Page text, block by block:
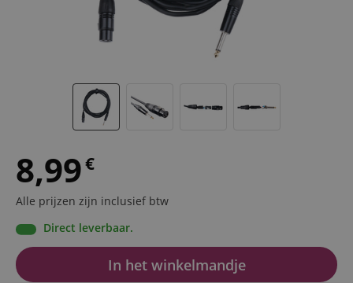
8,99€
Alle prijzen zijn inclusief btw
Direct leverbaar.
In het winkelmandje